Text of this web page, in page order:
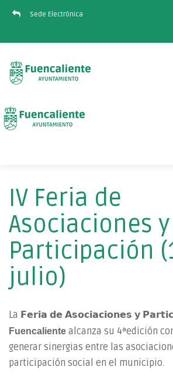
Sede Electrónica
IV Feria de
Asociaciones y
Participación
julio)
La 𝗙𝗲𝗿𝗶𝗮 𝗱𝗲 𝗔𝘀𝗼𝗰𝗶𝗮𝗰𝗶𝗼𝗻𝗲𝘀 𝘆
Fuencaliente alcanza su 4ªedición
generar sinergias entre las
participación social en el municipio.